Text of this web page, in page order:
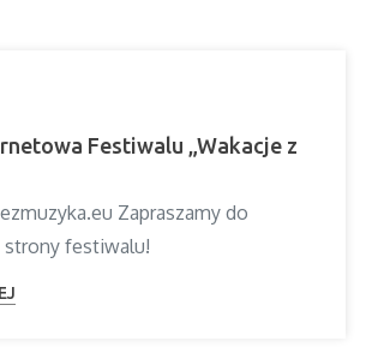
Festiwalu „Wakacje z
Zapraszamy do
strony festiwalu!